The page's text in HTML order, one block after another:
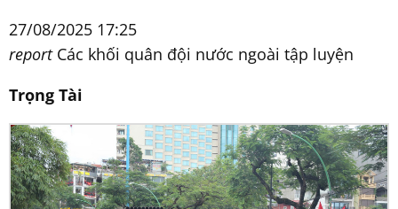
27/08/2025 17:25
reportCác khối quân đội nước ngoài tập luyện
Trọng Tài